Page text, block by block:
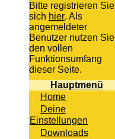
Bitte registrieren Sie
sich hier. Als
angemeldeter
Benutzer nutzen Sie
den vollen
Funktionsumfang
dieser Seite.
Hauptmenü
Home
Deine
Einstellungen
Downloads